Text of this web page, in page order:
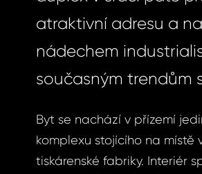
atraktivní adresu a
nádechem
současným trendům
Byt se nachází v přízemí
komplexu stojícího na místě
tiskárenské fabriky. Interiér